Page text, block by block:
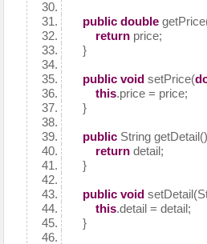
public double
return price;
}
public void setPrice(
this.price = price;
}
public String
return detail;
}
public void
this.detail = detail;
}